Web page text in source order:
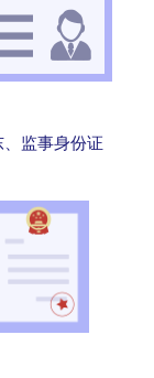
、监事身份证